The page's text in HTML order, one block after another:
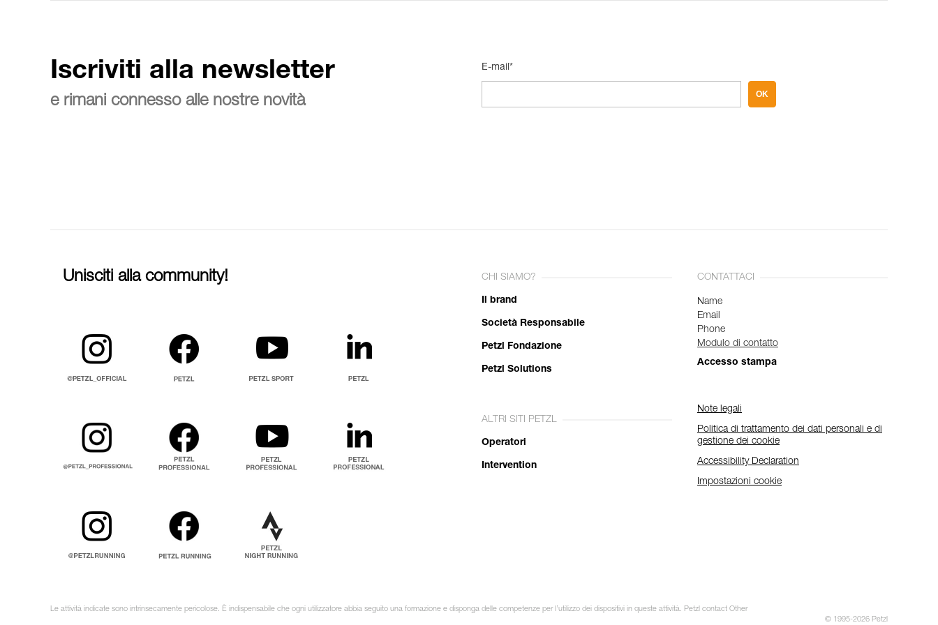
Iscriviti alla newsletter
e rimani connesso alle nostre novità
E-mail*
OK
Unisciti alla community! CHI SIAMO?
Il brand
Società Responsabile
Petzl Fondazione
Petzl Solutions
ALTRI SITI PETZL
Operatori
Intervention
CONTATTACI
Name
Email
Phone
Modulo di contatto
Accesso stampa
Note legali
Politica di trattamento dei dati personali e di
gestione dei cookie
Accessibility Declaration
Impostazioni cookie
Le attività indicate sono intrinsecamente pericolose. È indispensabile che ogni utilizzatore abbia seguito una formazione e disponga delle competenze per l’utilizzo dei dispositivi in queste attività. Petzl contact Other
© 1995-2026 Petzl